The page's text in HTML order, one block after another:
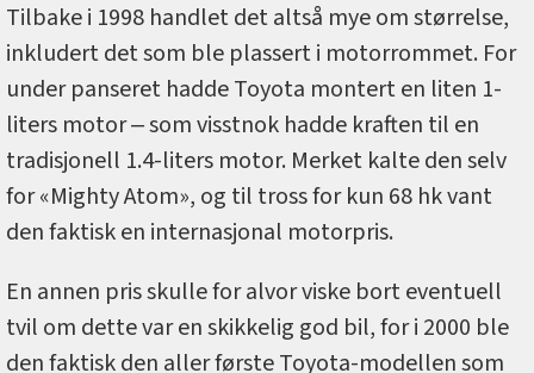
Tilbake i 1998 handlet det altså mye om størrelse,
inkludert det som ble plassert i motorrommet. For
under panseret hadde Toyota montert en liten 1-
liters motor ‒ som visstnok hadde kraften til en
tradisjonell 1.4-liters motor. Merket kalte den selv
for «Mighty Atom», og til tross for kun 68 hk vant
den faktisk en internasjonal motorpris.
En annen pris skulle for alvor viske bort eventuell
tvil om dette var en skikkelig god bil, for i 2000 ble
den faktisk den aller første Toyota-modellen som